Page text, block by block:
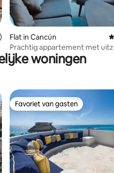
beoordeling van 4,94 op 5, 129
Flat in Cancún
Prachtig appartement met
oceaanwoningen
Favoriet van gasten
Favoriet van gasten